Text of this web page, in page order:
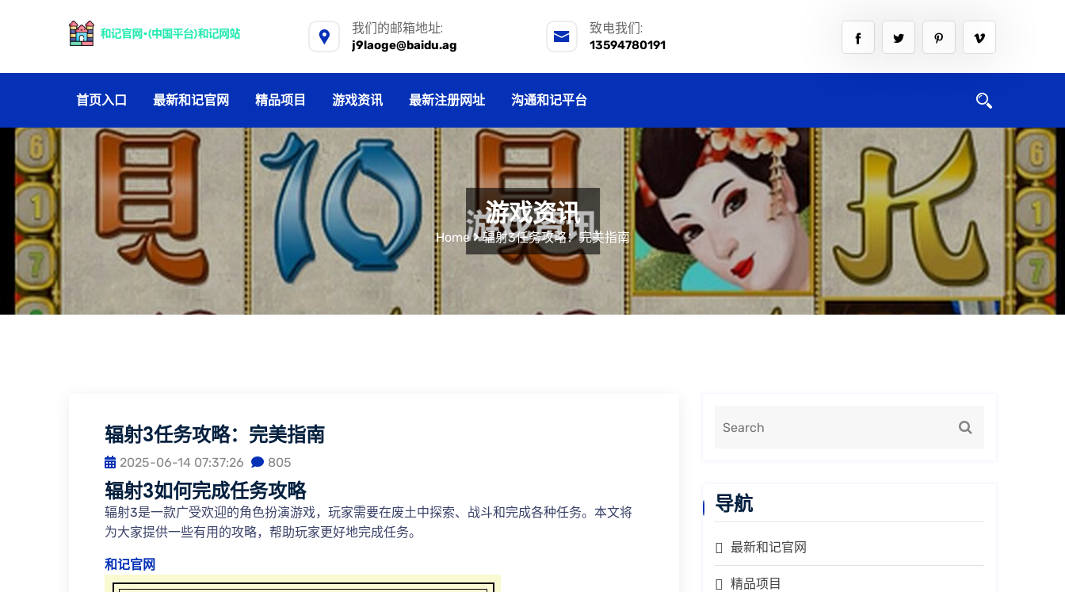
我们的邮箱地址:
j9laoge@baidu.ag
致电我们:
13594780191
首页入口 最新和记官网 精品项目 游戏资讯 最新注册网址 沟通和记平台
游戏资讯
Home 辐射3任务攻略：完美指南
辐射3任务攻略：完美指南
2025-06-14 07:37:26 805
辐射3如何完成任务攻略
辐射3是一款广受欢迎的角色扮演游戏，玩家需要在废土中探索、战斗和完成各种任务。本文将
为大家提供一些有用的攻略，帮助玩家更好地完成任务。
和记官网
导航
最新和记官网
精品项目